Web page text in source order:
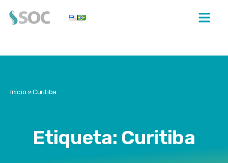
Início»Curitiba
Etiqueta: Curitiba